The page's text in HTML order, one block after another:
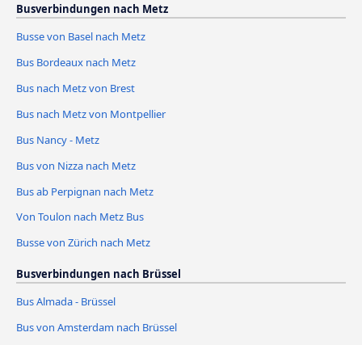
Busverbindungen nach Metz
Busse von Basel nach Metz
Bus Bordeaux nach Metz
Bus nach Metz von Brest
Bus nach Metz von Montpellier
Bus Nancy - Metz
Bus von Nizza nach Metz
Bus ab Perpignan nach Metz
Von Toulon nach Metz Bus
Busse von Zürich nach Metz
Busverbindungen nach Brüssel
Bus Almada - Brüssel
Bus von Amsterdam nach Brüssel